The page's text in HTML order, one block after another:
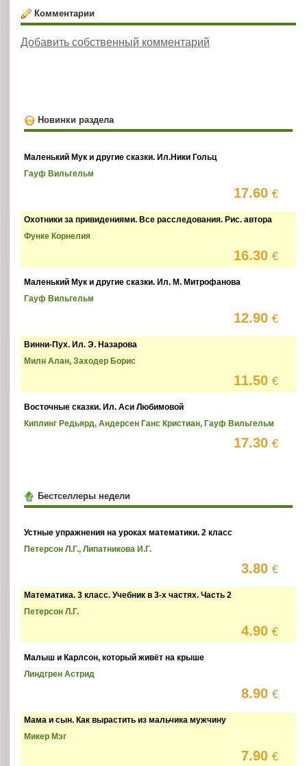
Комментарии
Добавить собственный комментарий
Новинки раздела
Маленький Мук и другие сказки. Ил.Ники Гольц
Гауф Вильгельм
17.60€
Охотники за привидениями. Все расследования. Рис. автора
Функе Корнелия
16.30€
Маленький Мук и другие сказки. Ил. М. Митрофанова
Гауф Вильгельм
12.90€
Винни-Пух. Ил. Э. Назарова
Милн Алан, Заходер Борис
11.50€
Восточные сказки. Ил. Аси Любимовой
Киплинг Редьярд, Андерсен Ганс Кристиан, Гауф Вильгельм
17.30€
Бестселлеры недели
Устные упражнения на уроках математики. 2 класс
Петерсон Л.Г., Липатникова И.Г.
3.80€
Математика. 3 класс. Учебник в 3-х частях. Часть 2
Петерсон Л.Г.
4.90€
Малыш и Карлсон, который живёт на крыше
Линдгрен Астрид
8.90€
Мама и сын. Как вырастить из мальчика мужчину
Микер Мэг
7.90€